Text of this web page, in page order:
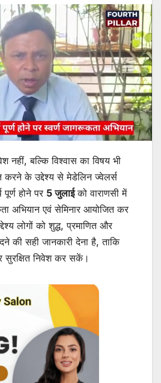
नहीं, बल्कि विश्वास का विषय भी
के उद्देश्य से मेडेलिन ज्वेलर्स
होने पर 5 जुलाईको वाराणसी में
अभियान एवं सेमिनार आयोजित कर
लोगों को शुद्ध, प्रमाणित और
की सही जानकारी देना है, ताकि
सुरक्षित निवेश कर सकें।